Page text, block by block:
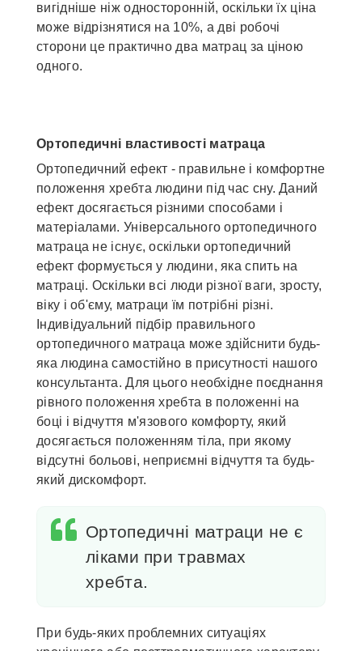
вигідніше ніж односторонній, оскільки їх ціна
може відрізнятися на 10%, а дві робочі
сторони це практично два матрац за ціною
одного.
Ортопедичні властивості матраца
Ортопедичний ефект - правильне і комфортне
положення хребта людини під час сну. Даний
ефект досягається різними способами і
матеріалами. Універсального ортопедичного
матраца не існує, оскільки ортопедичний
ефект формується у людини, яка спить на
матраці. Оскільки всі люди різної ваги, зросту,
віку і об'єму, матраци їм потрібні різні.
Індивідуальний підбір правильного
ортопедичного матраца може здійснити будь-
яка людина самостійно в присутності нашого
консультанта. Для цього необхідне поєднання
рівного положення хребта в положенні на
боці і відчуття м'язового комфорту, який
досягається положенням тіла, при якому
відсутні больові, неприємні відчуття та будь-
який дискомфорт.
Ортопедичні матраци не є
ліками при травмах
хребта.
При будь-яких проблемних ситуаціях